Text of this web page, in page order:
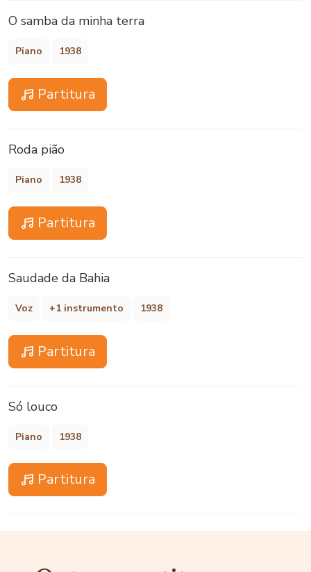
O samba da minha terra
Piano 1938
Partitura
Roda pião
Piano 1938
Partitura
Saudade da Bahia
Voz +1 instrumento 1938
Partitura
Só louco
Piano 1938
Partitura